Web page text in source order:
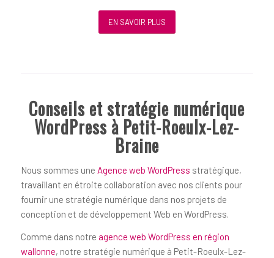
EN SAVOIR PLUS
Conseils et stratégie numérique
WordPress à Petit-Roeulx-Lez-
Braine
Nous sommes une Agence web WordPress stratégique,
travaillant en étroite collaboration avec nos clients pour
fournir une stratégie numérique dans nos projets de
conception et de développement Web en WordPress.
Comme dans notre agence web WordPress en région
wallonne, notre stratégie numérique à Petit-Roeulx-Lez-